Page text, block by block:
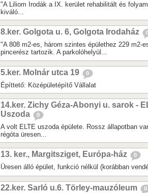
"A Liliom Irodák a IX. kerület rehabilitált és
kiváló...
8.ker. Golgota u. 6, Golgota Irodaház
"A 808 m2-es, három szintes épülethez 229 m2-
pincerész tartozik. A parkolóhelyül...
5.ker. Molnár utca 19 0
Építtető: Középületépítő Vállalat
14.ker. Zichy Géza-Abonyi u. sarok -
Uszoda
0
A volt ELTE uszoda épülete. Rossz állapotban
régóta üresen...
13. ker., Margitsziget, Európa-ház 0
Üresen álló épület, funkció nélkül (korábban
22.ker. Sarló u.6. Törley-mauzóleum 0